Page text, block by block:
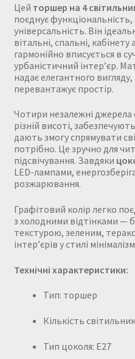
Цей торшер на 4
поєднує
універсальність. Він
вітальні, спальні,
гармонійно вписується в
урбаністичний інтер’єр.
надає елегантного
перевантажує простір.
Чотири незалежні джерела
різній висоті,
дають змогу спрямувати
потрібно. Це зручно для
підсвічування. Завдяки
LED-лампами,
розжарювання.
Графітовий колір легко
з холодними відтінками —
текстурою, зеленим,
інтер’єрів у стилі
Технічні характеристики:
Тип: торшер
Кількість
Тип цоколя: E27